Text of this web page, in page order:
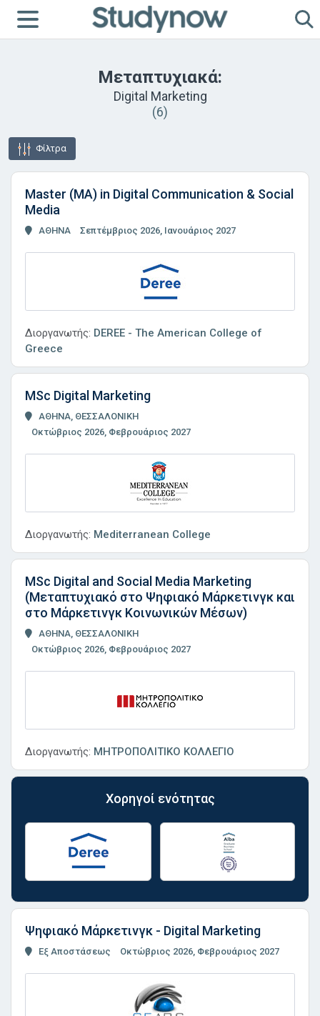
Μεταπτυχιακά:
Digital Marketing
(6)
Φίλτρα
Master (MA) in Digital Communication & Social
Media
ΑΘΗΝΑ Σεπτέμβριος 2026, Ιανουάριος 2027
Διοργανωτής: DEREE - The American College of
Greece
MSc Digital Marketing
ΑΘΗΝΑ, ΘΕΣΣΑΛΟΝΙΚΗ
Οκτώβριος 2026, Φεβρουάριος 2027
Διοργανωτής: Mediterranean College
MSc Digital and Social Media Marketing
(Μεταπτυχιακό στο Ψηφιακό Μάρκετινγκ και
στο Μάρκετινγκ Κοινωνικών Μέσων)
ΑΘΗΝΑ, ΘΕΣΣΑΛΟΝΙΚΗ
Οκτώβριος 2026, Φεβρουάριος 2027
Διοργανωτής: ΜΗΤΡΟΠΟΛΙΤΙΚΟ ΚΟΛΛΕΓΙΟ
Χορηγοί ενότητας
Ψηφιακό Μάρκετινγκ - Digital Marketing
Εξ Αποστάσεως Οκτώβριος 2026, Φεβρουάριος 2027